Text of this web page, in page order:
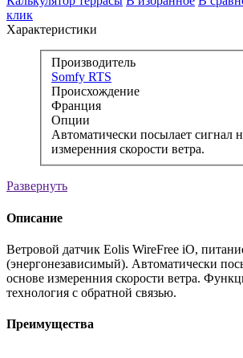
клик
Характеристики
Производитель
Somfy RTS
Происхождение
Франция
Опции
Автоматически посылает сигнал
измеренния скорости ветра.
Развернуть
Описание
Ветровой датчик Eolis WireFree iO,
(энергонезависимый). Автоматически
основе измеренния скорости ветра.
технология с обратной связью.
Преимущества